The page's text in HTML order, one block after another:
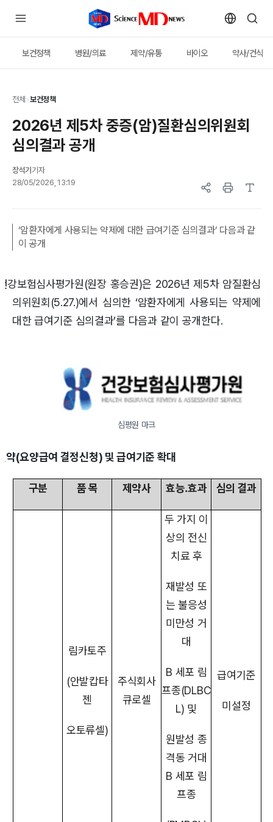
보건정책 병원/의료 제약/유통 바이오 약사/건식
전체 >보건정책
2026년 제5차 중증(암)질환심의위원회
심의결과 공개
장석기기자
28/05/2026, 13:19
‘암환자에게 사용되는 약제에 대한 급여기준 심의결과’ 다음과 같
이 공개
강보험심사평가원(원장 홍승권)은 2026년 제5차 암질환심
의위원회(5.27.)에서 심의한 ‘암환자에게 사용되는 약제에
대한 급여기준 심의결과’를 다음과 같이 공개한다.
심평원 마크
약(요양급여 결정신청) 및 급여기준 확대
구분 품 목 제약사 효능․효과 심의 결과
림카토주
(안발캅타
젠
오토류셀)
주식회사
큐로셀
두 가지 이
상의 전신
치료 후
재발성 또
는 불응성
미만성 거
대
B 세포 림
프종(DLBC
L) 및
원발성 종
격동 거대
B 세포 림
프종
급여기준
미설정